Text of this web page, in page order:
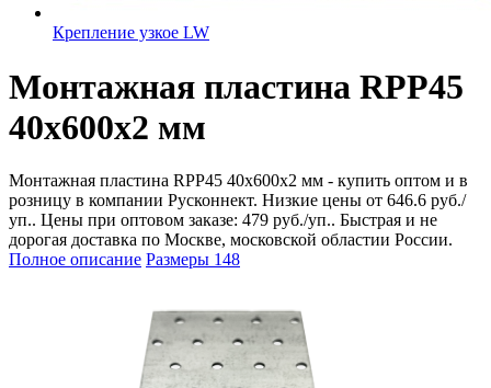
Крепление узкое LW
Монтажная пластина RPP45
40x600x2 мм
Монтажная пластина RPP45 40x600x2 мм - купить оптом и в
розницу в компании Русконнект. Низкие цены от 646.6 руб./
уп.. Цены при оптовом заказе: 479 руб./уп.. Быстрая и не
дорогая доставка по Москве, московской областии России.
Полное описание Размеры 148